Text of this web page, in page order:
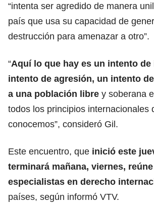
“intenta ser agredido de manera
país que usa su capacidad de
destrucción para amenazar a otro”.
“Aquí lo que hay es un intento de
intento de agresión, un intento
a una población libre y soberana
todos los principios internacionales
conocemos”, consideró Gil.
Este encuentro, que inició este
terminará mañana, viernes,
especialistas en derecho
países, según informó VTV.